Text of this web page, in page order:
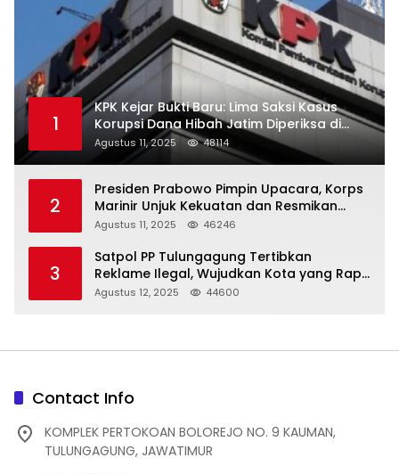
1
KPK Kejar Bukti Baru: Lima Saksi Kasus
Korupsi Dana Hibah Jatim Diperiksa di
Trenggalek
Agustus 11, 2025 48114
2
Presiden Prabowo Pimpin Upacara, Korps
Marinir Unjuk Kekuatan dan Resmikan
Struktur Baru
Agustus 11, 2025 46246
3
Satpol PP Tulungagung Tertibkan
Reklame Ilegal, Wujudkan Kota yang Rapi
dan Indah
Agustus 12, 2025 44600
Contact Info
KOMPLEK PERTOKOAN BOLOREJO NO. 9 KAUMAN,
TULUNGAGUNG, JAWATIMUR